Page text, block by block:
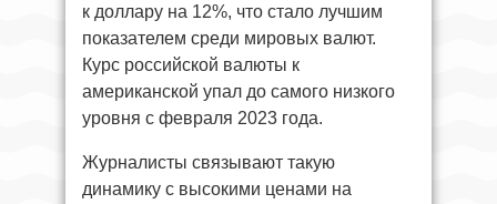
к доллару на 12%, что стало лучшим
показателем среди мировых валют.
Курс российской валюты к
американской упал до самого низкого
уровня с февраля 2023 года.
Журналисты связывают такую
динамику с высокими ценами на